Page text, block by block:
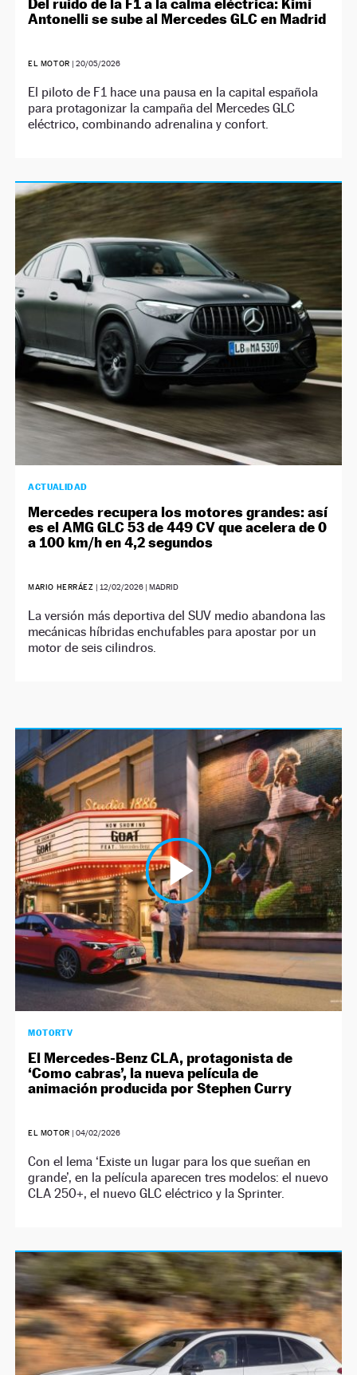
Del ruido de la F1 a la calma eléctrica: Kimi
Antonelli se sube al Mercedes GLC en Madrid
EL MOTOR | 20/05/2026
El piloto de F1 hace una pausa en la capital española
para protagonizar la campaña del Mercedes GLC
eléctrico, combinando adrenalina y confort.
ACTUALIDAD
Mercedes recupera los motores grandes: así
es el AMG GLC 53 de 449 CV que acelera de 0
a 100 km/h en 4,2 segundos
MARIO HERRÁEZ | 12/02/2026| MADRID
La versión más deportiva del SUV medio abandona las
mecánicas híbridas enchufables para apostar por un
motor de seis cilindros.
MOTORTV
El Mercedes-Benz CLA, protagonista de
‘Como cabras’, la nueva película de
animación producida por Stephen Curry
EL MOTOR | 04/02/2026
Con el lema ‘Existe un lugar para los que sueñan en
grande’, en la película aparecen tres modelos: el nuevo
CLA 250+, el nuevo GLC eléctrico y la Sprinter.